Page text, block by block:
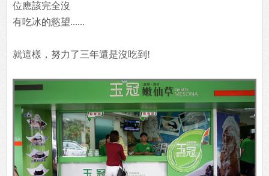
位應該完全沒
有吃冰的慾望......
就這樣，努力了三年還是沒吃到!